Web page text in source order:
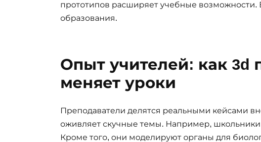
прототипов расширяет учебные возможности.
образования.
Опыт учителей: как 3d
меняет уроки
Преподаватели делятся реальными кейсами
оживляет скучные темы. Например,
Кроме того, они моделируют органы для